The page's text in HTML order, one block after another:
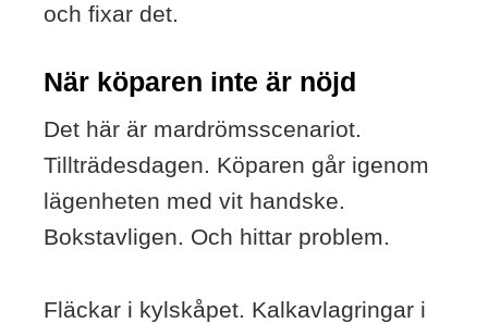
och fixar det.
När köparen inte är nöjd
Det här är mardrömsscenariot.
Tillträdesdagen. Köparen går igenom
lägenheten med vit handske.
Bokstavligen. Och hittar problem.
Fläckar i kylskåpet. Kalkavlagringar i